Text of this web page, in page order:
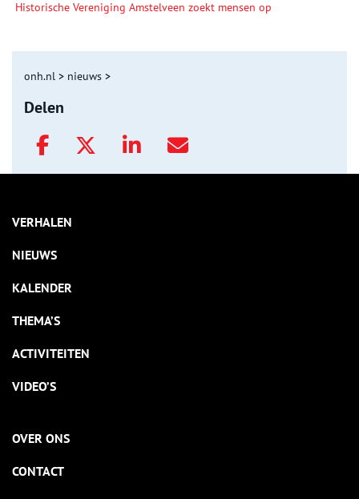
Historische Vereniging Amstelveen zoekt mensen op
onh.nl > nieuws >
Delen
VERHALEN
NIEUWS
KALENDER
THEMA’S
ACTIVITEITEN
VIDEO’S
OVER ONS
CONTACT